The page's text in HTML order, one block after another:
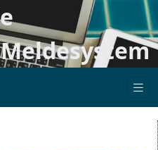
Meldesystem